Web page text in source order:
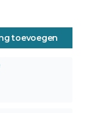
toevoegen